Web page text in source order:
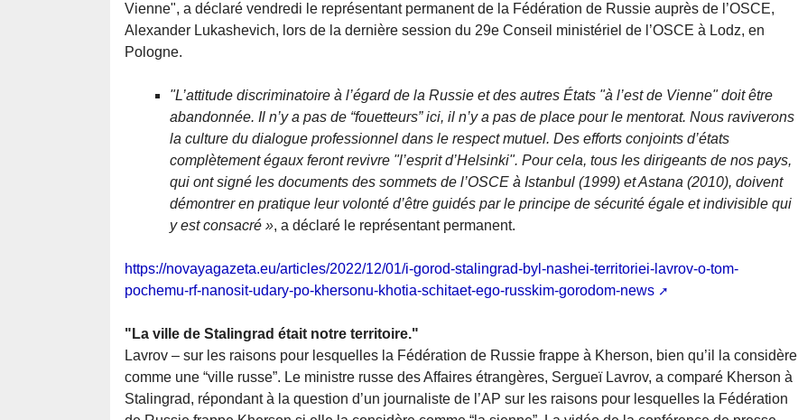
Vienne", a déclaré vendredi le représentant permanent de la Fédération de Russie auprès de l’OSCE,
Alexander Lukashevich, lors de la dernière session du 29e Conseil ministériel de l’OSCE à Lodz, en
Pologne.
"L’attitude discriminatoire à l’égard de la Russie et des autres États "à l’est de Vienne" doit être
abandonnée. Il n’y a pas de “fouetteurs” ici, il n’y a pas de place pour le mentorat. Nous raviverons
la culture du dialogue professionnel dans le respect mutuel. Des efforts conjoints d’états
complètement égaux feront revivre "l’esprit d’Helsinki". Pour cela, tous les dirigeants de nos pays,
qui ont signé les documents des sommets de l’OSCE à Istanbul (1999) et Astana (2010), doivent
démontrer en pratique leur volonté d’être guidés par le principe de sécurité égale et indivisible qui
y est consacré », a déclaré le représentant permanent.
https://novayagazeta.eu/articles/2022/12/01/i-gorod-stalingrad-byl-nashei-territoriei-lavrov-o-tom-
pochemu-rf-nanosit-udary-po-khersonu-khotia-schitaet-ego-russkim-gorodom-news
"La ville de Stalingrad était notre territoire."
Lavrov – sur les raisons pour lesquelles la Fédération de Russie frappe à Kherson, bien qu’il la considère
comme une “ville russe”. Le ministre russe des Affaires étrangères, Sergueï Lavrov, a comparé Kherson à
Stalingrad, répondant à la question d’un journaliste de l’AP sur les raisons pour lesquelles la Fédération